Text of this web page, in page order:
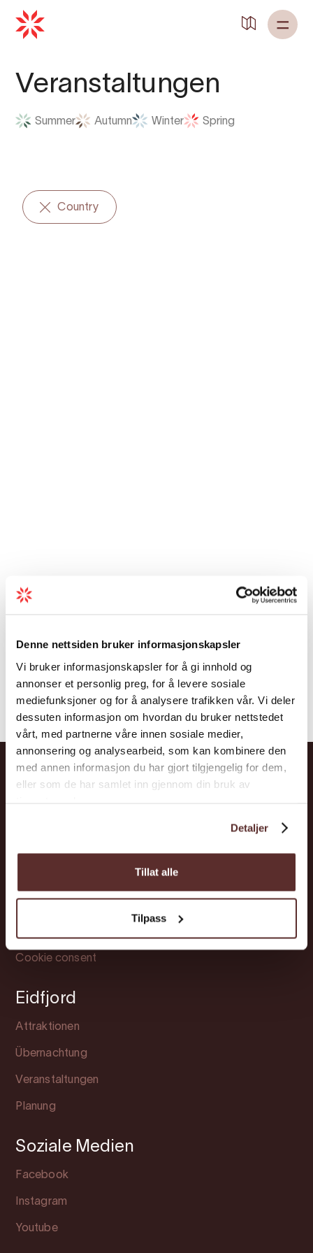
Denne nettsiden bruker informasjonskapsler
Vi bruker informasjonskapsler for å gi innhold og
annonser et personlig preg, for å levere sosiale
mediefunksjoner og for å analysere trafikken vår. Vi deler
dessuten informasjon om hvordan du bruker nettstedet
vårt, med partnerne våre innen sosiale medier,
annonsering og analysearbeid, som kan kombinere den
med annen informasjon du har gjort tilgjengelig for dem,
eller som de har samlet inn gjennom din bruk av
Detaljer
Tillat alle
Tilpass
Veranstaltungen
Summer Autumn Winter Spring
Country
Übernachtung
Cookie consent
Eidfjord
Attraktionen
Übernachtung
Veranstaltungen
Planung
Soziale Medien
Facebook
Instagram
Youtube